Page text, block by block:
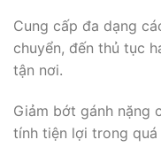
Cung cấp đa dạng
chuyển, đến thủ tục
tận nơi.
Giảm bớt gánh nặng
tính tiện lợi trong quá